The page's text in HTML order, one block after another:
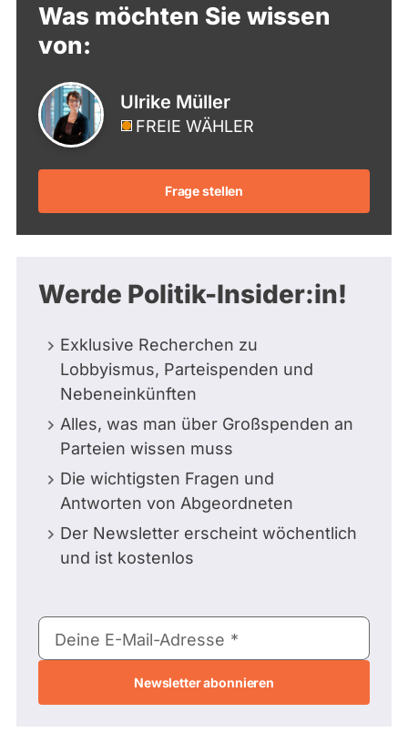
Was möchten Sie wissen
von:
Ulrike Müller
FREIE WÄHLER
Frage stellen
Werde Politik-Insider:in!
Exklusive Recherchen zu
Lobbyismus, Parteispenden und
Nebeneinkünften
Alles, was man über Großspenden an
Parteien wissen muss
Die wichtigsten Fragen und
Antworten von Abgeordneten
Der Newsletter erscheint wöchentlich
und ist kostenlos
E-
Mail-
Deine E-Mail-Adresse